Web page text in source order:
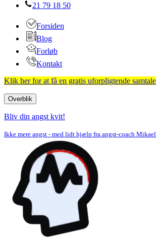
21 79 18 50
Forsiden
Blog
Forløb
Kontakt
Klik her for at få en gratis uforpligtende samtale
Overblik
Navigation
menu
Bliv din angst kvit!
Ikke mere angst - med lidt hjælp fra angst-coach